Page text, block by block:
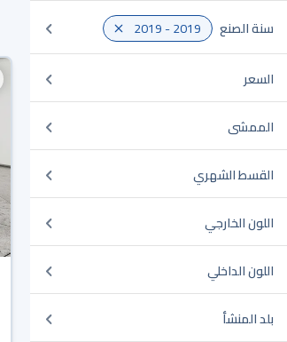
سنة الصنع 2019 - 2019
السعر
الممشى
القسط الشهري
اللون الخارجي
اللون الداخلي
بلد المنشأ